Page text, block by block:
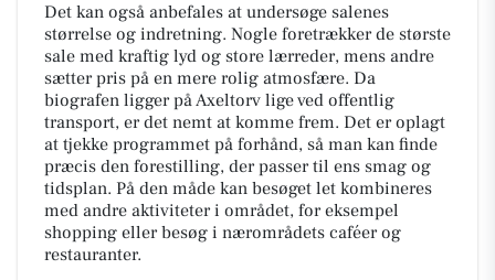
Det kan også anbefales at undersøge salenes
størrelse og indretning. Nogle foretrækker de største
sale med kraftig lyd og store lærreder, mens andre
sætter pris på en mere rolig atmosfære. Da
biografen ligger på Axeltorv lige ved offentlig
transport, er det nemt at komme frem. Det er oplagt
at tjekke programmet på forhånd, så man kan finde
præcis den forestilling, der passer til ens smag og
tidsplan. På den måde kan besøget let kombineres
med andre aktiviteter i området, for eksempel
shopping eller besøg i nærområdets caféer og
restauranter.